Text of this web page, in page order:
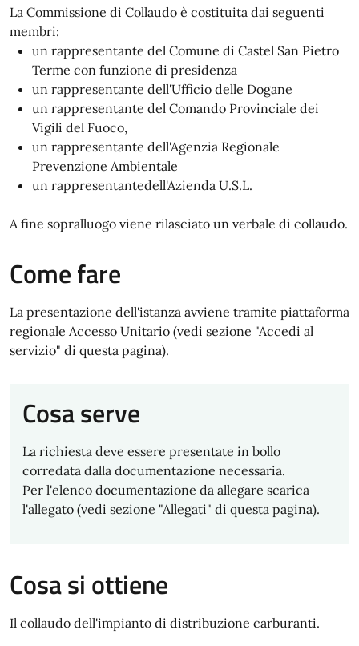
La Commissione di Collaudo è costituita dai seguenti
membri:
un rappresentante del Comune di Castel San Pietro
Terme con funzione di presidenza
un rappresentante dell'Ufficio delle Dogane
un rappresentante del Comando Provinciale dei
Vigili del Fuoco,
un rappresentante dell'Agenzia Regionale
Prevenzione Ambientale
un rappresentantedell'Azienda U.S.L.
A fine sopralluogo viene rilasciato un verbale di collaudo.
Come fare
La presentazione dell'istanza avviene tramite piattaforma
regionale Accesso Unitario (vedi sezione "Accedi al
servizio" di questa pagina).
Cosa serve
La richiesta deve essere presentate in bollo
corredata dalla documentazione necessaria.
Per l'elenco documentazione da allegare scarica
l'allegato (vedi sezione "Allegati" di questa pagina).
Cosa si ottiene
Il collaudo dell'impianto di distribuzione carburanti.